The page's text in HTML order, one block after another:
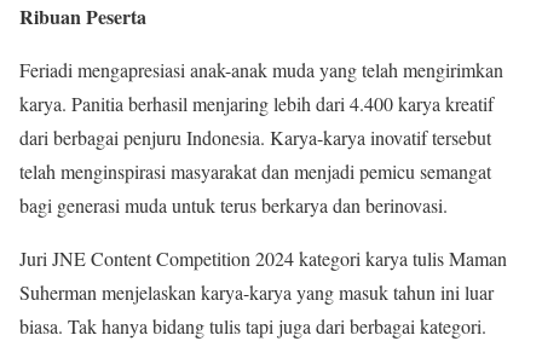
Ribuan Peserta
Feriadi mengapresiasi anak-anak muda yang telah mengirimkan
karya. Panitia berhasil menjaring lebih dari 4.400 karya kreatif
dari berbagai penjuru Indonesia. Karya-karya inovatif tersebut
telah menginspirasi masyarakat dan menjadi pemicu semangat
bagi generasi muda untuk terus berkarya dan berinovasi.
Juri JNE Content Competition 2024 kategori karya tulis Maman
Suherman menjelaskan karya-karya yang masuk tahun ini luar
biasa. Tak hanya bidang tulis tapi juga dari berbagai kategori.